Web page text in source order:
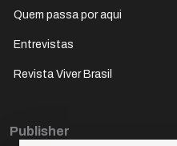
Quem passa por aqui
Entrevistas
Revista Viver Brasil
Publisher